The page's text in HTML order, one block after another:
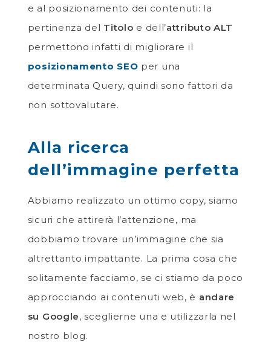
e al posizionamento dei contenuti: la
pertinenza del Titolo e dell’attributo ALT
permettono infatti di migliorare il
posizionamento SEO per una
determinata Query, quindi sono fattori da
non sottovalutare.
Alla ricerca
dell’immagine perfetta
Abbiamo realizzato un ottimo copy, siamo
sicuri che attirerà l’attenzione, ma
dobbiamo trovare un’immagine che sia
altrettanto impattante. La prima cosa che
solitamente facciamo, se ci stiamo da poco
approcciando ai contenuti web, è andare
su Google, sceglierne una e utilizzarla nel
nostro blog.